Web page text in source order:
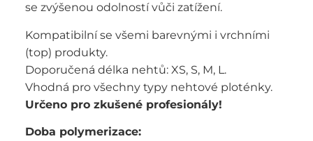
se zvýšenou odolností vůči zatížení.
Kompatibilní se všemi barevnými i vrchními
(top) produkty.
Doporučená délka nehtů: XS, S, M, L.
Vhodná pro všechny typy nehtové ploténky.
Určeno pro zkušené profesionály!
Doba polymerizace: